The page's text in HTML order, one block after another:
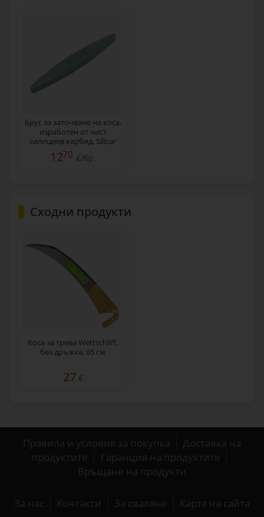
Брус за заточване на коса,
изработен от чист
силициев карбид, Silicar
1270 €/бр.
Сходни продукти
Коса за трева Wettschliff,
без дръжка, 65 см
27 €
Правила и условия за покупка
Доставка на
продуктите
Гаранция на продуктите
Връщане на продукти
За нас Контакти За сваляне Карта на сайта